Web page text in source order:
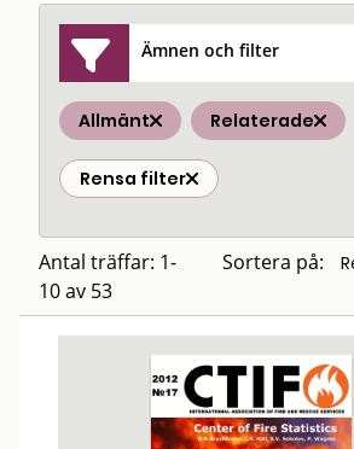
Ämnen och filter
Allmänt Relaterade
Rensa filter
Antal träffar: 1-
10 av 53
Sortera på: